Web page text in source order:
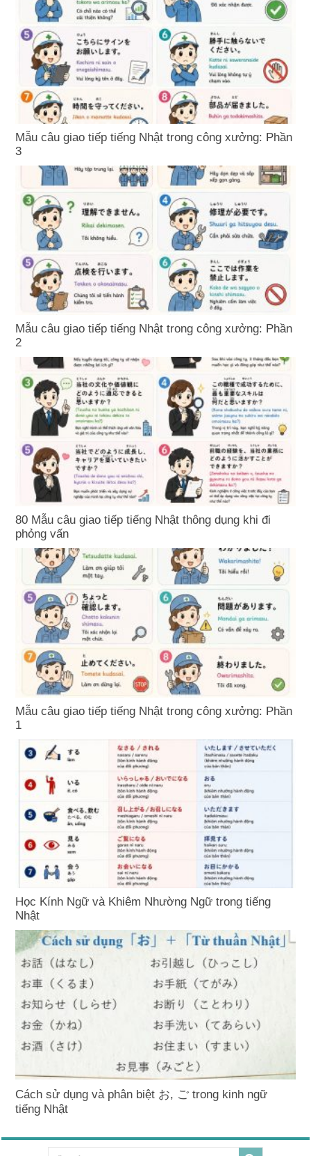
Mẫu câu giao tiếp tiếng Nhật trong công xưởng: Phần
3
Mẫu câu giao tiếp tiếng Nhật trong công xưởng: Phần
2
80 Mẫu câu giao tiếp tiếng Nhật thông dụng khi đi
phỏng vấn
Mẫu câu giao tiếp tiếng Nhật trong công xưởng: Phần
1
Học Kính Ngữ và Khiêm Nhường Ngữ trong tiếng
Nhật
Cách sử dụng và phân biệt お, ご trong kinh ngữ
tiếng Nhật